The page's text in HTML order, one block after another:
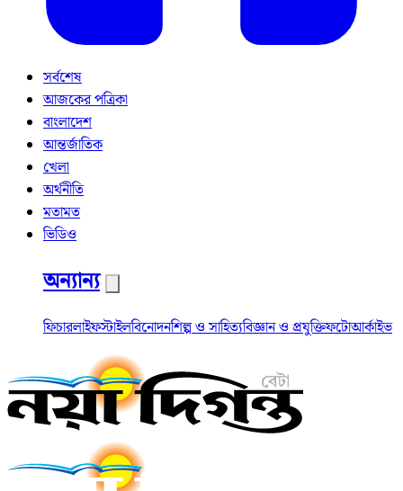
সর্বশেষ
আজকের পত্রিকা
বাংলাদেশ
আন্তর্জাতিক
খেলা
অর্থনীতি
মতামত
ভিডিও
অন্যান্য
ফিচারলাইফস্টাইলবিনোদনশিল্প ও সাহিত্যবিজ্ঞান ও প্রযুক্তিফটোআর্কাইভ